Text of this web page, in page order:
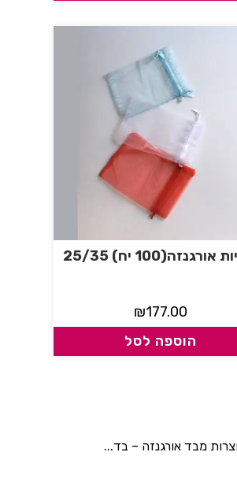
יח) 25/35
₪177.00
הוספה לסל
מבד אורגנזה – בד...